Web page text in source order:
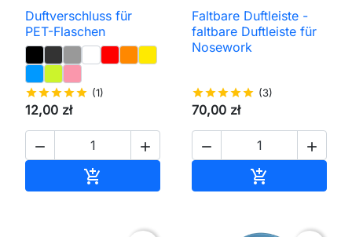
Duftverschluss für
PET-Flaschen
starstarstarstarstar (1)
12,00 zł
 

Faltbare Duftleiste -
faltbare Duftleiste für
Nosework
starstarstarstarstar (3)
70,00 zł
 
